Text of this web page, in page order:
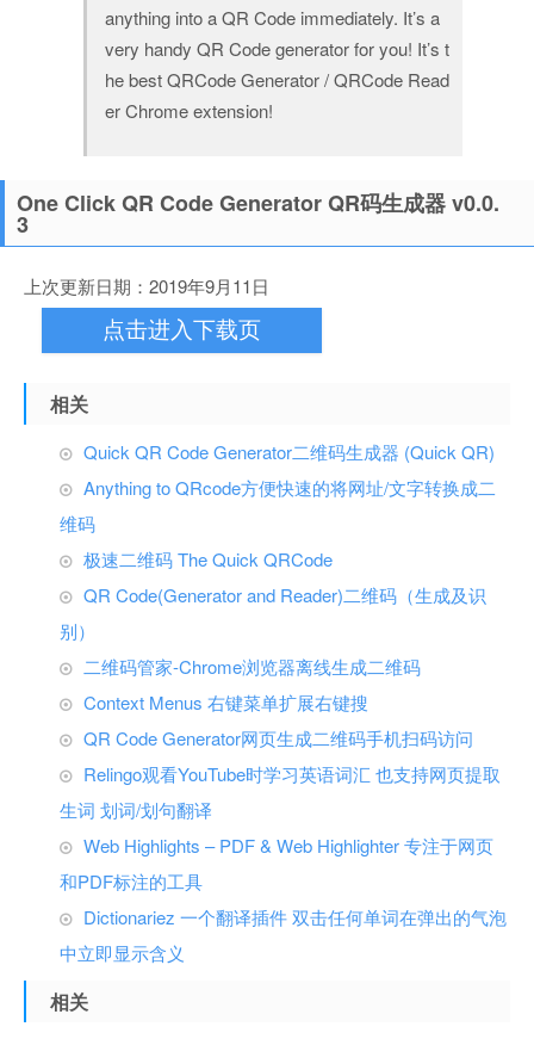
anything into a QR Code immediately. It’s a
very handy QR Code generator for you! It’s t
he best QRCode Generator / QRCode Read
er Chrome extension!
One Click QR Code Generator QR码生成器 v0.0.
3
上次更新日期：2019年9月11日
点击进入下载页
相关
Quick QR Code Generator二维码生成器 (Quick QR)
Anything to QRcode方便快速的将网址/文字转换成二
维码
极速二维码 The Quick QRCode
QR Code(Generator and Reader)二维码（生成及识
别）
二维码管家-Chrome浏览器离线生成二维码
Context Menus 右键菜单扩展右键搜
QR Code Generator网页生成二维码手机扫码访问
Relingo观看YouTube时学习英语词汇 也支持网页提取
生词 划词/划句翻译
Web Highlights – PDF & Web Highlighter 专注于网页
和PDF标注的工具
Dictionariez 一个翻译插件 双击任何单词在弹出的气泡
中立即显示含义
相关